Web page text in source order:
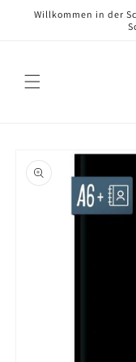
zum
Willkommen in der